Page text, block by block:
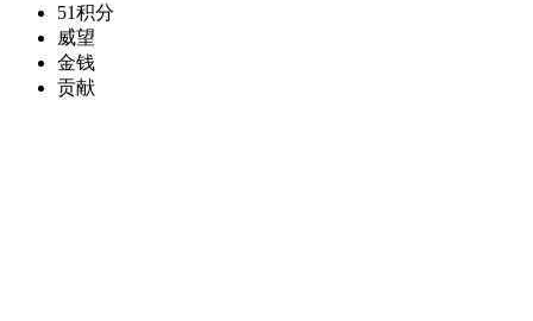
51积分
威望
金钱
贡献